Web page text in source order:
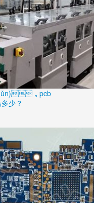
，pcb
少？